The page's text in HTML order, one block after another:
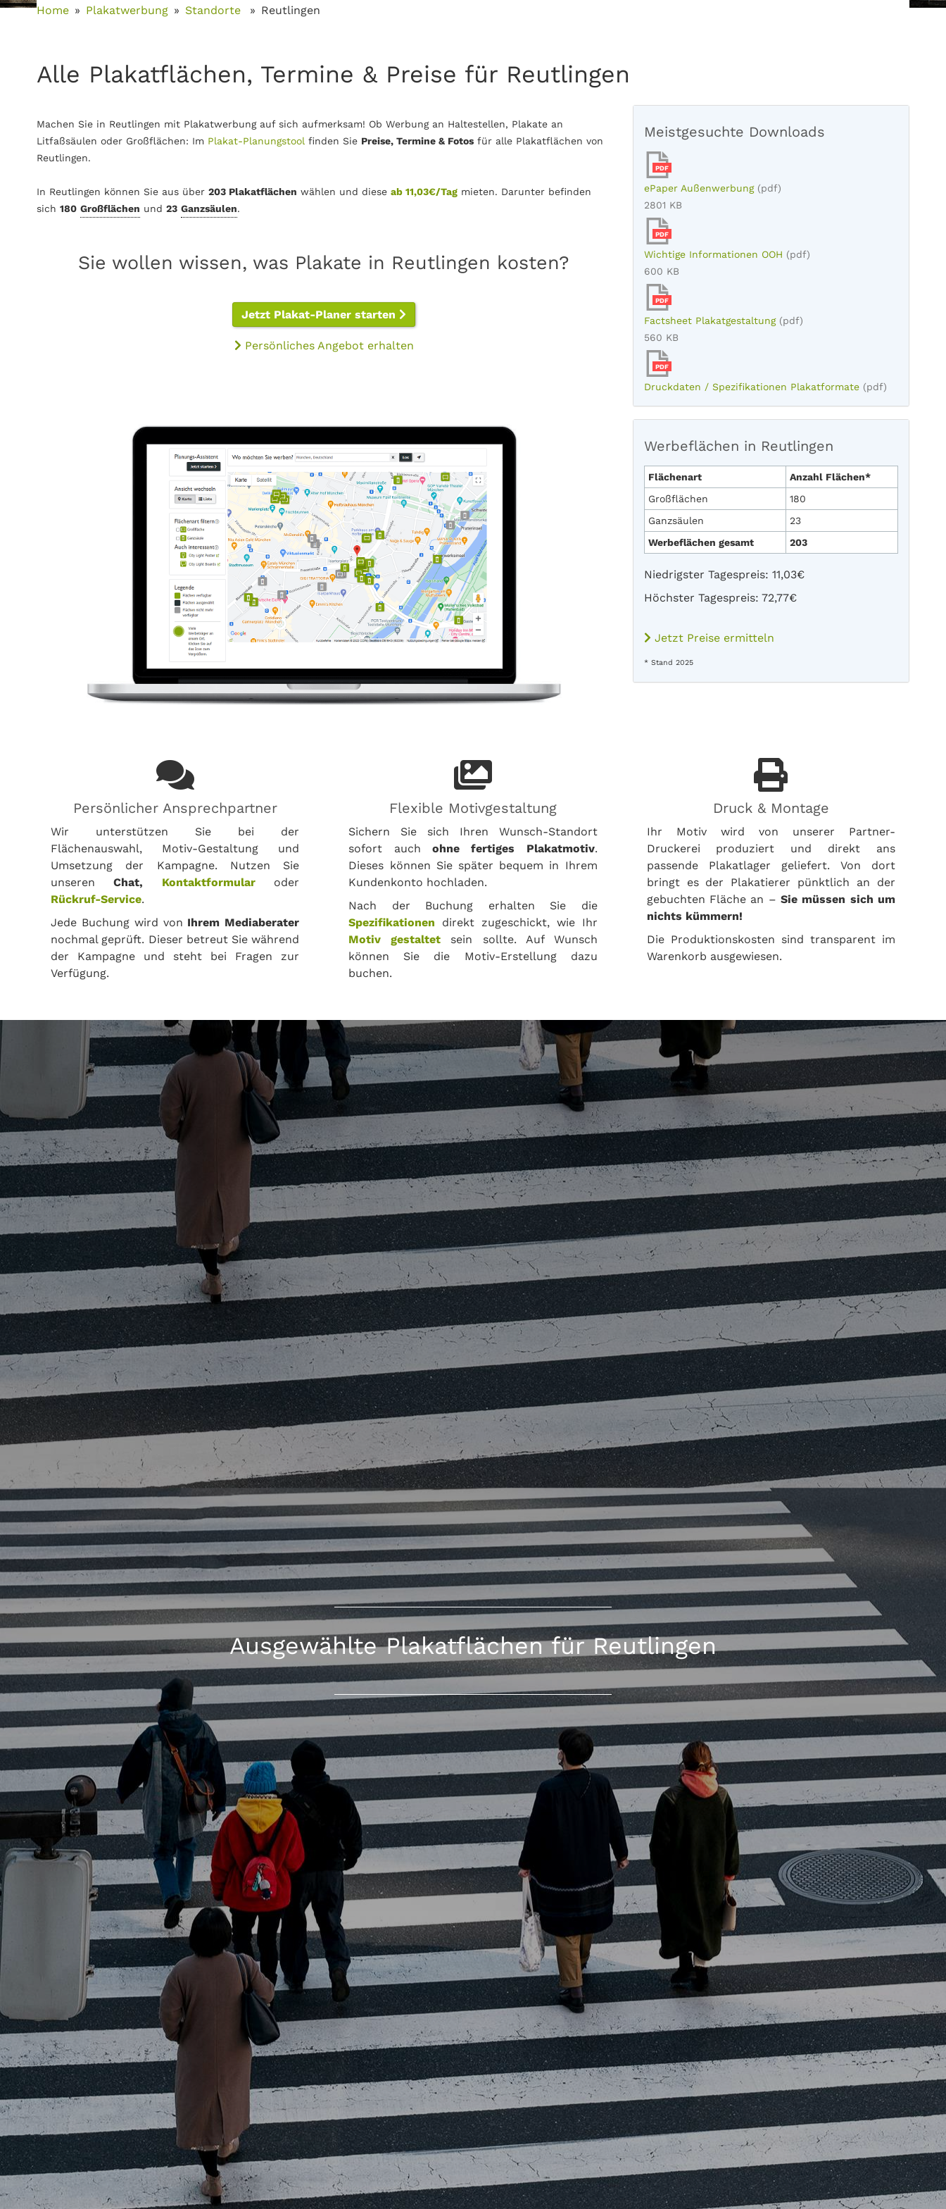
Home Plakatwerbung Standorte Reutlingen
Alle Plakatflächen, Termine & Preise für Reutlingen
Machen Sie in Reutlingen mit Plakatwerbung auf sich aufmerksam! Ob Werbung an Haltestellen, Plakate an
Litfaßsäulen oder Großflächen: Im Plakat-Planungstool finden Sie Preise, Termine & Fotos für alle Plakatflächen von
Reutlingen.
In Reutlingen können Sie aus über 203 Plakatflächen wählen und diese ab 11,03€/Tag mieten. Darunter befinden
sich 180 Großflächen und 23 Ganzsäulen.
Sie wollen wissen, was Plakate in Reutlingen kosten?
Jetzt Plakat-Planer starten
Persönliches Angebot erhalten
Meistgesuchte Downloads
PDF
ePaper Außenwerbung (pdf)
2801 KB
PDF
Wichtige Informationen OOH (pdf)
600 KB
PDF
Factsheet Plakatgestaltung (pdf)
560 KB
PDF
Druckdaten / Spezifikationen Plakatformate (pdf)
Werbeflächen in Reutlingen
Flächenart
Anzahl Flächen*
Großflächen
180
Ganzsäulen
23
Werbeflächen gesamt
203
Niedrigster Tagespreis: 11,03€
Höchster Tagespreis: 72,77€
Jetzt Preise ermitteln
* Stand 2025
Persönlicher Ansprechpartner
Wir unterstützen Sie bei der
Flächenauswahl, Motiv-Gestaltung und
Umsetzung der Kampagne. Nutzen Sie
unserenChat, Kontaktformularoder
Rückruf-Service.
Jede Buchung wird von Ihrem Mediaberater
nochmal geprüft. Dieser betreut Sie während
der Kampagne und steht bei Fragen zur
Verfügung.
Flexible Motivgestaltung
Sichern Sie sich Ihren Wunsch-Standort
sofort auch ohne fertiges Plakatmotiv.
Dieses können Sie später bequem in Ihrem
Kundenkonto hochladen.
Nach der Buchung erhalten Sie die
Spezifikationen direkt zugeschickt, wie Ihr
Motiv gestaltet sein sollte. Auf Wunsch
können Sie die Motiv-Erstellung dazu
buchen.
Druck & Montage
Ihr Motiv wird von unserer Partner-
Druckerei produziert und direkt ans
passende Plakatlager geliefert. Von dort
bringt es der Plakatierer pünktlich an der
gebuchten Fläche an – Sie müssen sich um
nichts kümmern!
Die Produktionskosten sind transparent im
Warenkorb ausgewiesen.
Ausgewählte Plakatflächen für Reutlingen